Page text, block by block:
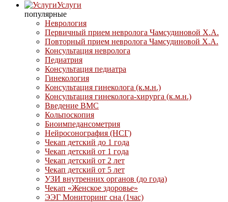
Услуги
популярные
Неврология
Первичный прием невролога Чамсудиновой Х.А.
Повторный прием невролога Чамсудиновой Х.А.
Консультация невролога
Педиатрия
Консультация педиатра
Гинекология
Консультация гинеколога (к.м.н.)
Консультация гинеколога-хирурга (к.м.н.)
Введение ВМС
Кольпоскопия
Биоимпедансометрия
Нейросонография (НСГ)
Чекап детский до 1 года
Чекап детский от 1 года
Чекап детский от 2 лет
Чекап детский от 5 лет
УЗИ внутренних органов (до года)
Чекап «Женское здоровье»
ЭЭГ Мониторинг сна (1час)